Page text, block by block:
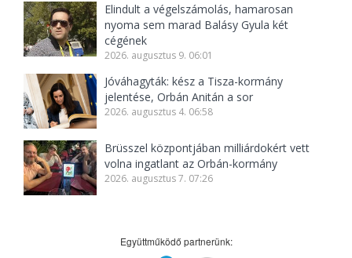
Elindult a végelszámolás, hamarosan
nyoma sem marad Balásy Gyula két
cégének
2026. augusztus 9. 06:01
Jóváhagyták: kész a Tisza-kormány
jelentése, Orbán Anitán a sor
2026. augusztus 4. 06:58
Brüsszel központjában milliárdokért vett
volna ingatlant az Orbán-kormány
2026. augusztus 7. 07:26
Együttműködő partnerünk: